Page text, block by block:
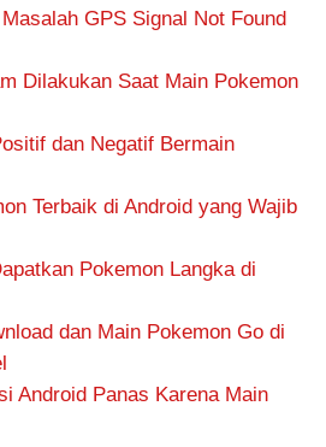
GPS Signal Not Found
Dilakukan Saat Main Pokemon
dan Negatif Bermain
Terbaik di Android yang Wajib
Pokemon Langka di
dan Main Pokemon Go di
Android Panas Karena Main